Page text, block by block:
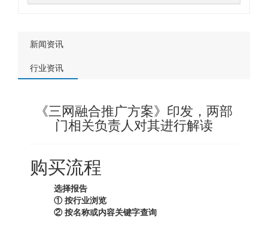
新闻资讯
行业资讯
《三网融合推广方案》印发，两部
门相关负责人对其进行解读
购买流程
选择报告
① 按行业浏览
② 按名称或内容关键字查询